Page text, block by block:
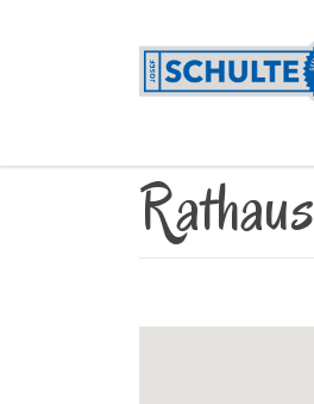
Rathaus